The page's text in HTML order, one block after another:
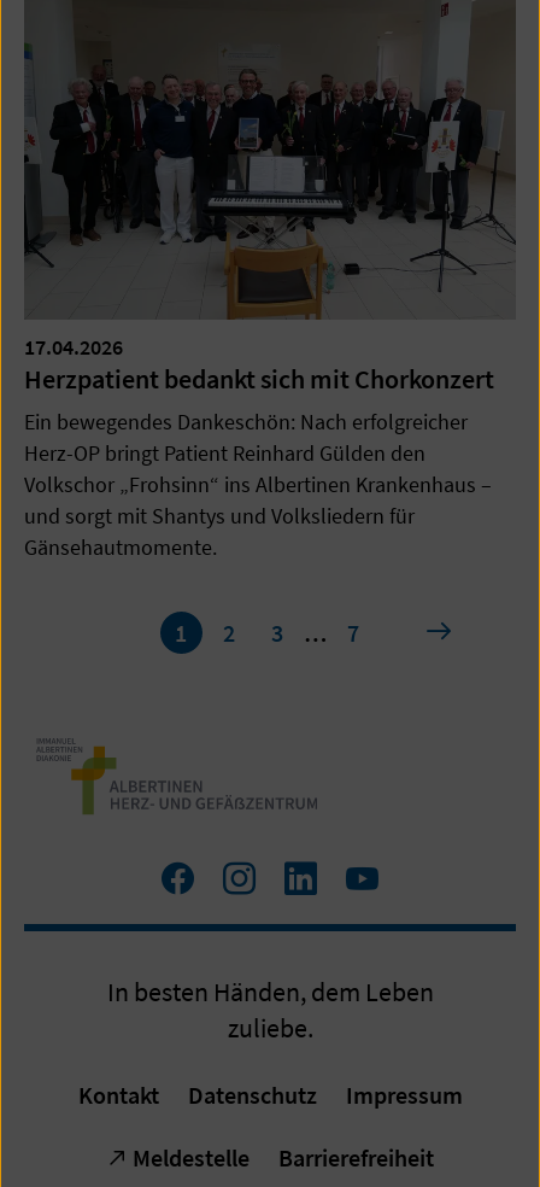
17.04.2026
Herzpatient bedankt sich mit Chorkonzert
Ein bewegendes Dankeschön: Nach erfolgreicher
Herz-OP bringt Patient Reinhard Gülden den
Volkschor „Frohsinn“ ins Albertinen Krankenhaus –
und sorgt mit Shantys und Volksliedern für
Gänsehautmomente.
1 2 3 … 7 nächste
Zum
Facebook
Zum
Instagram
Zum
LinkedIn
Zum
YouTube
In besten Händen, dem Leben
zuliebe.
Kontakt Datenschutz Impressum
Meldestelle Barrierefreiheit